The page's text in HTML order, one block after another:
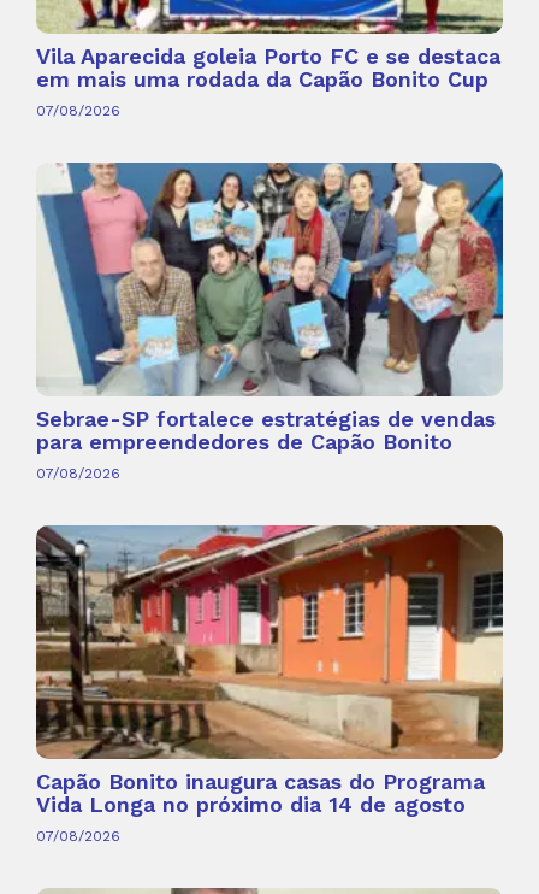
Vila Aparecida goleia Porto FC e se destaca
em mais uma rodada da Capão Bonito Cup
07/08/2026
Sebrae-SP fortalece estratégias de vendas
para empreendedores de Capão Bonito
07/08/2026
Capão Bonito inaugura casas do Programa
Vida Longa no próximo dia 14 de agosto
07/08/2026